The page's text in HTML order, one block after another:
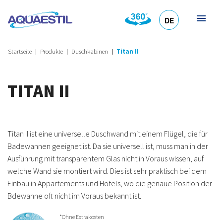
DE
Startseite Produkte Duschkabinen Titan II
TITAN II
Titan II ist eine universelle Duschwand mit einem Flügel, die für
Badewannen geeignet ist. Da sie universell ist, muss man in der
Ausführung mit transparentem Glas nicht in Voraus wissen, auf
welche Wand sie montiert wird. Dies ist sehr praktisch bei dem
Einbau in Appartements und Hotels, wo die genaue Position der
Bdewanne oft nicht im Voraus bekannt ist.
*Ohne Extrakosten